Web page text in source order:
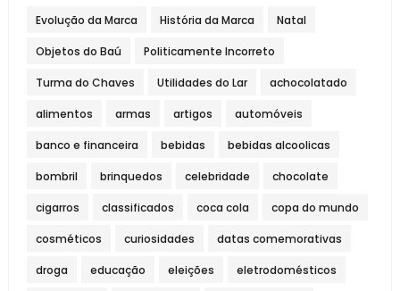
Evolução da Marca História da Marca Natal
Objetos do Baú Politicamente Incorreto
Turma do Chaves Utilidades do Lar achocolatado
alimentos armas artigos automóveis
banco e financeira bebidas bebidas alcoolicas
bombril brinquedos celebridade chocolate
cigarros classificados coca cola copa do mundo
cosméticos curiosidades datas comemorativas
droga educação eleições eletrodomésticos